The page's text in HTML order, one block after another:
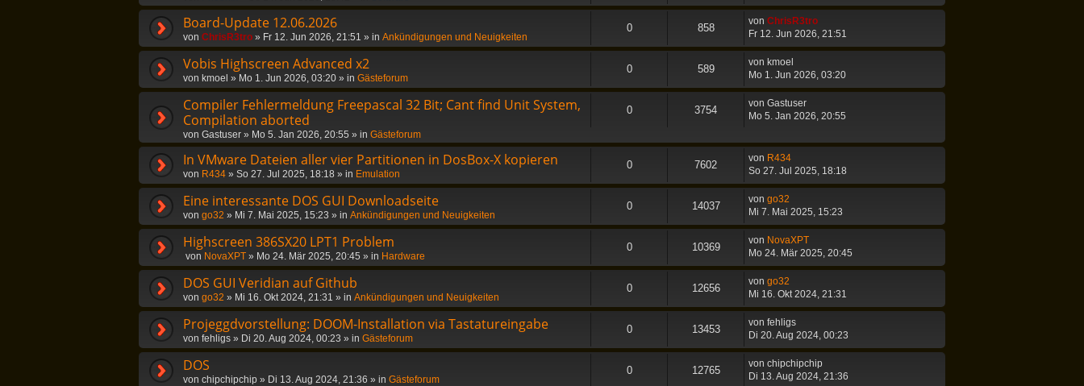
Board-Update 12.06.2026
von ChrisR3tro » Fr 12. Jun 2026, 21:51 » in Ankündigungen und Neuigkeiten
0 858
von ChrisR3tro
Fr 12. Jun 2026, 21:51
Vobis Highscreen Advanced x2
von kmoel » Mo 1. Jun 2026, 03:20 » in Gästeforum
0 589
von kmoel
Mo 1. Jun 2026, 03:20
Compiler Fehlermeldung Freepascal 32 Bit; Cant find Unit System,
Compilation aborted
von Gastuser » Mo 5. Jan 2026, 20:55 » in Gästeforum
0 3754
von Gastuser
Mo 5. Jan 2026, 20:55
In VMware Dateien aller vier Partitionen in DosBox-X kopieren
von R434 » So 27. Jul 2025, 18:18 » in Emulation
0 7602
von R434
So 27. Jul 2025, 18:18
Eine interessante DOS GUI Downloadseite
von go32 » Mi 7. Mai 2025, 15:23 » in Ankündigungen und Neuigkeiten
0 14037
von go32
Mi 7. Mai 2025, 15:23
Highscreen 386SX20 LPT1 Problem
von NovaXPT » Mo 24. Mär 2025, 20:45 » in Hardware
0 10369
von NovaXPT
Mo 24. Mär 2025, 20:45
DOS GUI Veridian auf Github
von go32 » Mi 16. Okt 2024, 21:31 » in Ankündigungen und Neuigkeiten
0 12656
von go32
Mi 16. Okt 2024, 21:31
Projeggdvorstellung: DOOM-Installation via Tastatureingabe
von fehligs » Di 20. Aug 2024, 00:23 » in Gästeforum
0 13453
von fehligs
Di 20. Aug 2024, 00:23
DOS
von chipchipchip » Di 13. Aug 2024, 21:36 » in Gästeforum
0 12765
von chipchipchip
Di 13. Aug 2024, 21:36